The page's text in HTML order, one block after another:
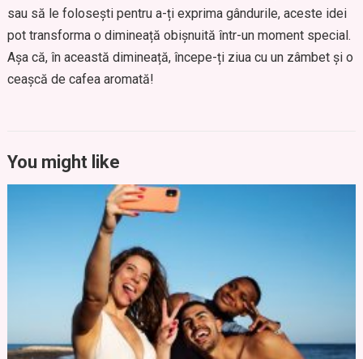
sau să le folosești pentru a-ți exprima gândurile, aceste idei
pot transforma o dimineață obișnuită într-un moment special.
Așa că, în această dimineață, începe-ți ziua cu un zâmbet și o
ceașcă de cafea aromată!
You might like